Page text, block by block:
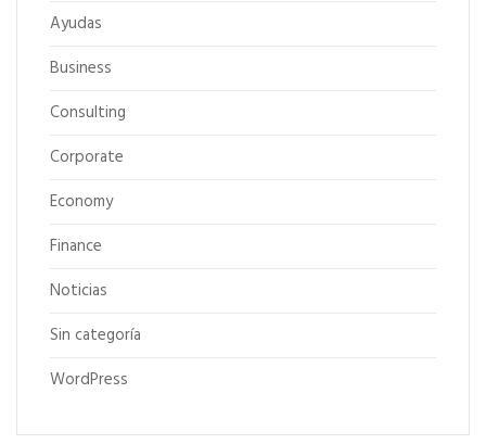
Ayudas
Business
Consulting
Corporate
Economy
Finance
Noticias
Sin categoría
WordPress